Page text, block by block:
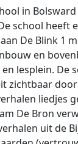
in
school heeft
De Blink 1
en
lesplein. De
zichtbaar
liedjes
De Bron
uit de